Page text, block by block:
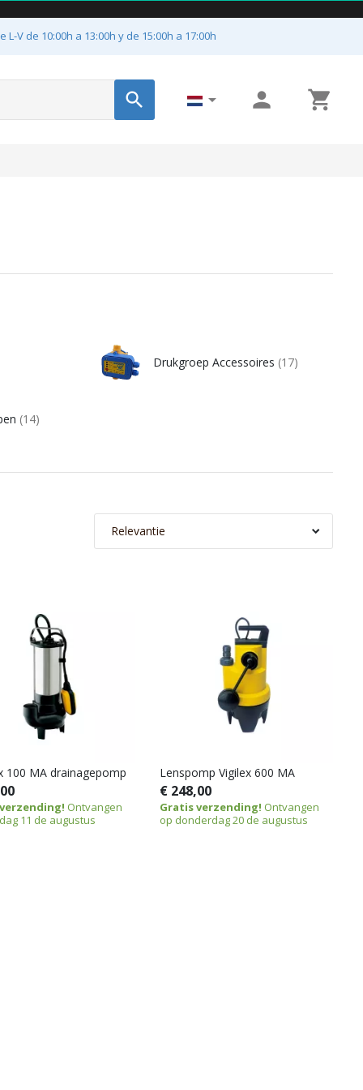
L-V de 10:00h a 13:00h y de 15:00h a 17:00h
   
Drukgroep Accessoires (17)
(14)
Relevantie
100 MA drainagepomp
Ontvangen
11 de augustus
Lenspomp Vigilex 600 MA
€ 248,00
Gratis verzending! Ontvangen
op donderdag 20 de augustus